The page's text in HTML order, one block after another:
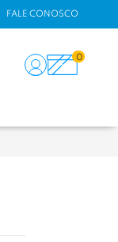
FALE CONOSCO
0